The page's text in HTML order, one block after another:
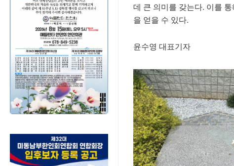
데 큰 의미를 갖는다. 이를
을 얻을 수 있다.
윤수영 대표기자